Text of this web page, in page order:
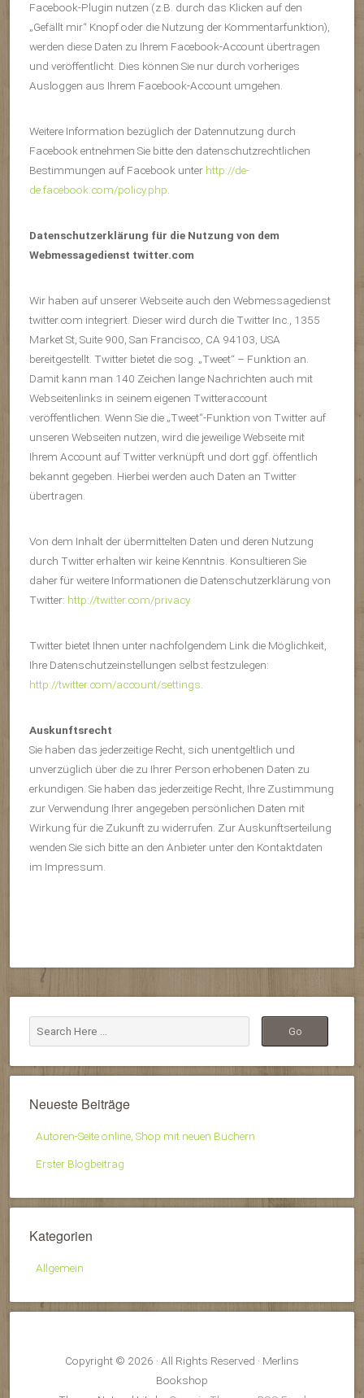
Facebook-Plugin nutzen (z.B. durch das Klicken auf den
„Gefällt mir“ Knopf oder die Nutzung der Kommentarfunktion),
werden diese Daten zu Ihrem Facebook-Account übertragen
und veröffentlicht. Dies können Sie nur durch vorheriges
Ausloggen aus Ihrem Facebook-Account umgehen.
Weitere Information bezüglich der Datennutzung durch
Facebook entnehmen Sie bitte den datenschutzrechtlichen
Bestimmungen auf Facebook unter http://de-
de.facebook.com/policy.php
Datenschutzerklärung für die Nutzung von dem
Webmessagedienst twitter.com
Wir haben auf unserer Webseite auch den Webmessagedienst
twitter.com integriert. Dieser wird durch die Twitter Inc., 1355
Market St, Suite 900, San Francisco, CA 94103, USA
bereitgestellt. Twitter bietet die sog. „Tweet“ – Funktion an.
Damit kann man 140 Zeichen lange Nachrichten auch mit
Webseitenlinks in seinem eigenen Twitteraccount
veröffentlichen. Wenn Sie die „Tweet“-Funktion von Twitter auf
unseren Webseiten nutzen, wird die jeweilige Webseite mit
Ihrem Account auf Twitter verknüpft und dort ggf. öffentlich
bekannt gegeben. Hierbei werden auch Daten an Twitter
übertragen.
Von dem Inhalt der übermittelten Daten und deren Nutzung
durch Twitter erhalten wir keine Kenntnis. Konsultieren Sie
daher für weitere Informationen die Datenschutzerklärung von
Twitter: http://twitter.com/privacy
Twitter bietet Ihnen unter nachfolgendem Link die Möglichkeit,
Ihre Datenschutzeinstellungen selbst festzulegen:
http://twitter.com/account/settings
Auskunftsrecht
Sie haben das jederzeitige Recht, sich unentgeltlich und
unverzüglich über die zu Ihrer Person erhobenen Daten zu
erkundigen. Sie haben das jederzeitige Recht, Ihre Zustimmung
zur Verwendung Ihrer angegeben persönlichen Daten mit
Wirkung für die Zukunft zu widerrufen. Zur Auskunftserteilung
wenden Sie sich bitte an den Anbieter unter den Kontaktdaten
im Impressum.
Neueste Beiträge
Autoren-Seite online, Shop mit neuen Büchern
Erster Blogbeitrag
Kategorien
Allgemein
Copyright © 2026 · All Rights Reserved · Merlins
Bookshop